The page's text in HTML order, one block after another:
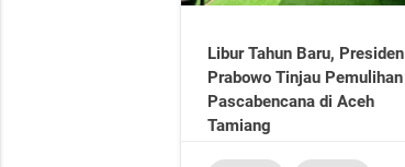
Libur Tahun Baru, Presiden
Prabowo Tinjau Pemulihan
Pascabencana di Aceh
Tamiang